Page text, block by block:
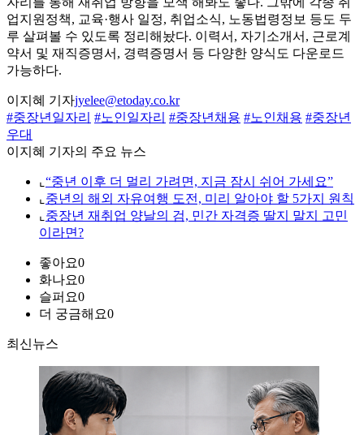
업지원정책, 교육·행사 일정, 취업소식, 노동법령정보 등도 두
루 살펴볼 수 있도록 정리해놨다. 이력서, 자기소개서, 근로계
약서 및 재직증명서, 경력증명서 등 다양한 양식도 다운로드
가능하다.
이지혜 기자jyelee@etoday.co.kr
#중장년일자리 #노인일자리 #중장년채용 #노인채용 #중장년
우대
이지혜 기자의 주요 뉴스
⌞ “중년 이후 더 멀리 가려면, 지금 잠시 쉬어 가세요”
⌞ 중년의 해외 자유여행 도전, 미리 알아야 할 5가지 원칙
⌞ 중장년 재취업 양날의 검, 민간 자격증 딸지 말지 고민
이라면?
좋아요0
화나요0
슬퍼요0
더 궁금해요0
최신뉴스